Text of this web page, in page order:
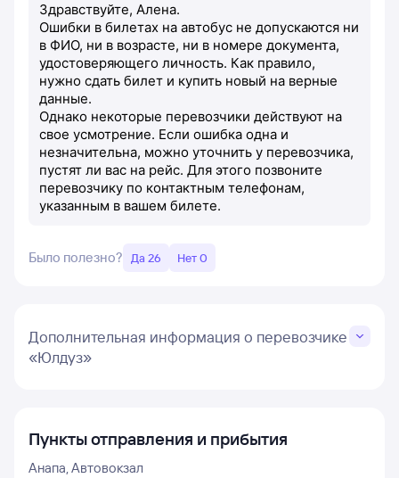
Здравствуйте, Алена.
Ошибки в билетах на автобус не допускаются ни
в ФИО, ни в возрасте, ни в номере документа,
удостоверяющего личность. Как правило,
нужно сдать билет и купить новый на верные
данные.
Однако некоторые перевозчики действуют на
свое усмотрение. Если ошибка одна и
незначительна, можно уточнить у перевозчика,
пустят ли вас на рейс. Для этого позвоните
перевозчику по контактным телефонам,
указанным в вашем билете.
Было полезно? Да 26 Нет 0
Дополнительная информация о перевозчике
«Юлдуз»
Пункты отправления и прибытия
Анапа, Автовокзал